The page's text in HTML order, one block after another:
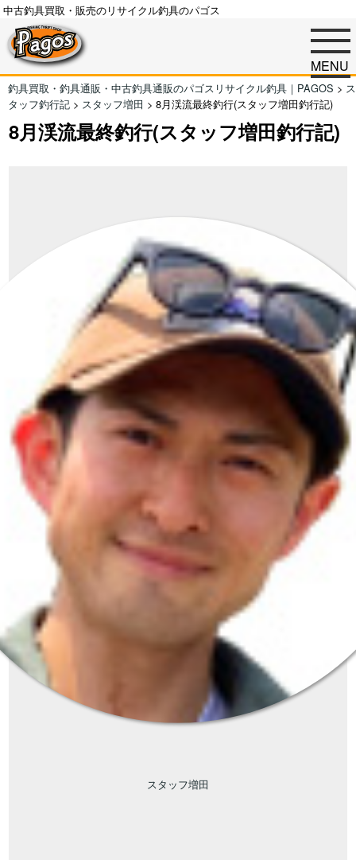
中古釣具買取・販売のリサイクル釣具のパゴス
MENU
釣具買取・釣具通販・中古釣具通販のパゴスリサイクル釣具｜PAGOS > ス
タッフ釣行記 > スタッフ増田 > 8月渓流最終釣行(スタッフ増田釣行記)
8月渓流最終釣行(スタッフ増田釣行記)
スタッフ増田